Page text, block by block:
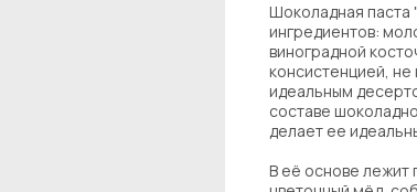
Шоколадная паста
ингредиентов:
виноградной
консистенцией, не
идеальным
составе
делает ее
В её основе лежит